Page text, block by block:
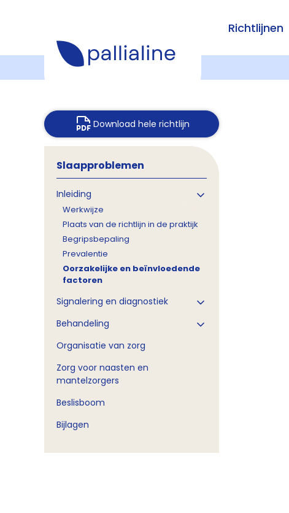
Richtlijnen
Download hele richtlijn
Slaapproblemen
Inleiding
Werkwijze
Plaats van de richtlijn in de praktijk
Begripsbepaling
Prevalentie
Oorzakelijke en beïnvloedende
factoren
Signalering en diagnostiek
Behandeling
Organisatie van zorg
Zorg voor naasten en
mantelzorgers
Beslisboom
Bijlagen